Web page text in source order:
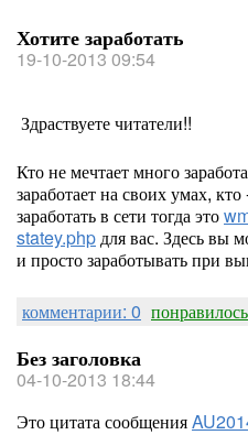
Хотите заработать
19-10-2013 09:54
Здраствуете читатели!!
Кто не мечтает много
заработает на своих умах,
заработать в сети тогда это
statey.phpдля вас. Здесь вы
и просто заработывать при
комментарии: 0
Без заголовка
04-10-2013 18:44
Это цитата сообщения